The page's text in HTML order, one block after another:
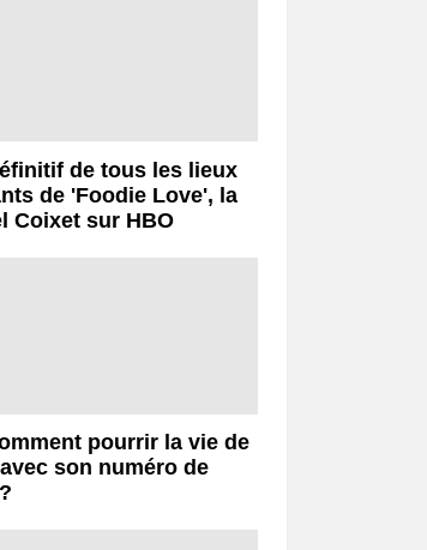
de tous les lieux
de 'Foodie Love', la
Coixet sur HBO
pourrir la vie de
son numéro de